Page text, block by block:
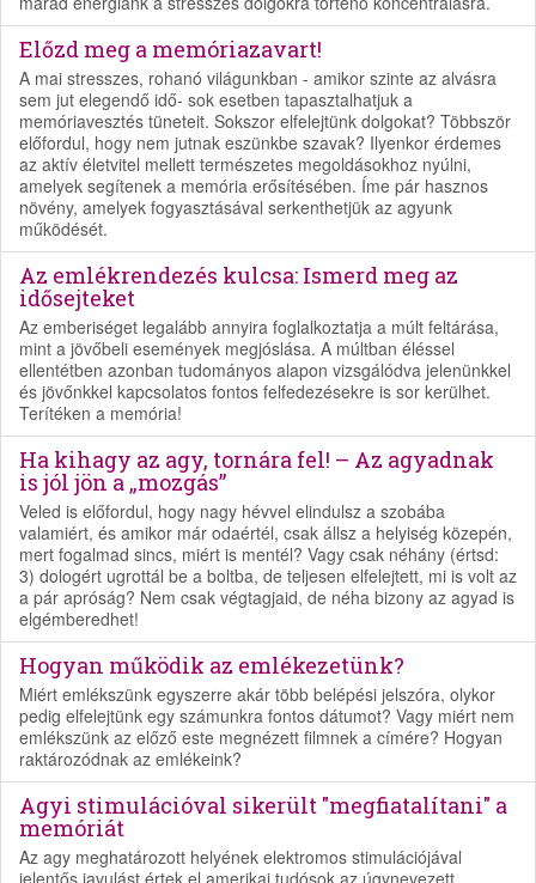
Előzd meg a memóriazavart!
A mai stresszes, rohanó világunkban - amikor szinte az alvásra
sem jut elegendő idő- sok esetben tapasztalhatjuk a
memóriavesztés tüneteit. Sokszor elfelejtünk dolgokat? Többször
előfordul, hogy nem jutnak eszünkbe szavak? Ilyenkor érdemes
az aktív életvitel mellett természetes megoldásokhoz nyúlni,
amelyek segítenek a memória erősítésében. Íme pár hasznos
növény, amelyek fogyasztásával serkenthetjük az agyunk
működését.
Az emlékrendezés kulcsa: Ismerd meg az
idősejteket
Az emberiséget legalább annyira foglalkoztatja a múlt feltárása,
mint a jövőbeli események megjóslása. A múltban éléssel
ellentétben azonban tudományos alapon vizsgálódva jelenünkkel
és jövőnkkel kapcsolatos fontos felfedezésekre is sor kerülhet.
Terítéken a memória!
Ha kihagy az agy, tornára fel! – Az agyadnak
is jól jön a „mozgás”
Veled is előfordul, hogy nagy hévvel elindulsz a szobába
valamiért, és amikor már odaértél, csak állsz a helyiség közepén,
mert fogalmad sincs, miért is mentél? Vagy csak néhány (értsd:
3) dologért ugrottál be a boltba, de teljesen elfelejtett, mi is volt az
a pár apróság? Nem csak végtagjaid, de néha bizony az agyad is
elgémberedhet!
Hogyan működik az emlékezetünk?
Miért emlékszünk egyszerre akár több belépési jelszóra, olykor
pedig elfelejtünk egy számunkra fontos dátumot? Vagy miért nem
emlékszünk az előző este megnézett filmnek a címére? Hogyan
raktározódnak az emlékeink?
Agyi stimulációval sikerült "megfiatalítani" a
memóriát
Az agy meghatározott helyének elektromos stimulációjával
jelentős javulást értek el amerikai tudósok az úgynevezett